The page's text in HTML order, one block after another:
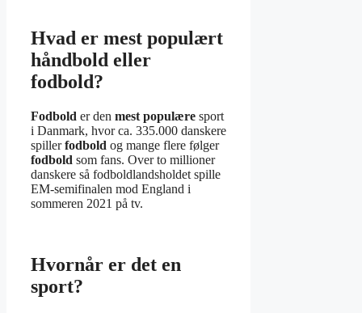
Hvad er mest populært
håndbold eller
fodbold?
Fodbold er den mest populære sport
i Danmark, hvor ca. 335.000 danskere
spillerfodbold og mange flere følger
fodbold som fans. Over to millioner
danskere så fodboldlandsholdet spille
EM-semifinalen mod England i
sommeren 2021 på tv.
Hvornår er det en
sport?